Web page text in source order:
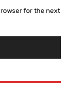
for the next